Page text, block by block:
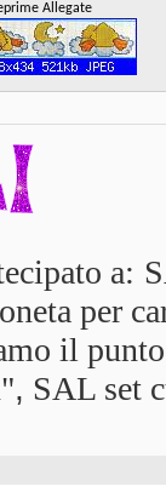
Allegate
a:
per
il
, SAL set